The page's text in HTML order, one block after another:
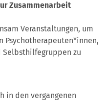
Zusammenarbeit
Veranstaltungen, um
Psychotherapeuten*innen,
zu
in den vergangenen